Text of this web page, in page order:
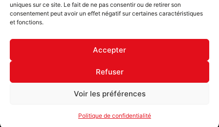
uniques sur ce site. Le fait de ne pas consentir ou de retirer son
consentement peut avoir un effet négatif sur certaines caractéristiques
et fonctions.
Accepter
Refuser
Voir les préférences
Politique de confidentialité
S'inscrire à la newsletter
© Copyright © 2022 Maxi Flash